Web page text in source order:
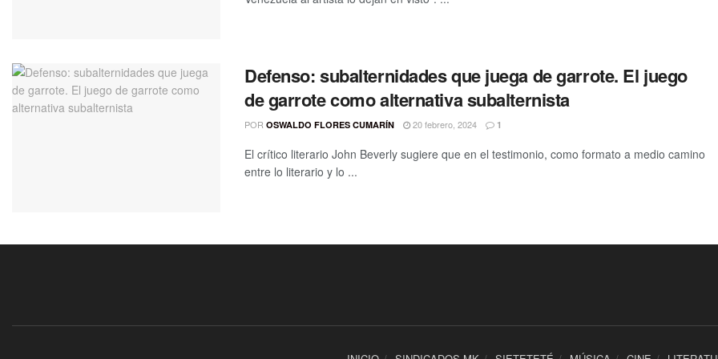
Defenso: subalternidades que juega de garrote. El juego
de garrote como alternativa subalternista
POR OSWALDO FLORES CUMARÍN 20 febrero, 2024 1
El crítico literario John Beverly sugiere que en el testimonio, como formato a medio camino
entre lo literario y lo ...